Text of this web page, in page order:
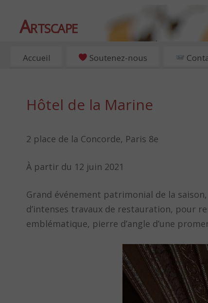
Artscape
EXPOSITIONS, ART ET CULTURE À PARIS
Accueil Soutenez-nous
Hôtel de la Marine
2 place de la Concorde, Paris 8e
À partir du 12 juin 2021
Grand événement patrimonial de la saison,
d’intenses travaux de restauration, pour
emblématique, pierre d’angle d’une